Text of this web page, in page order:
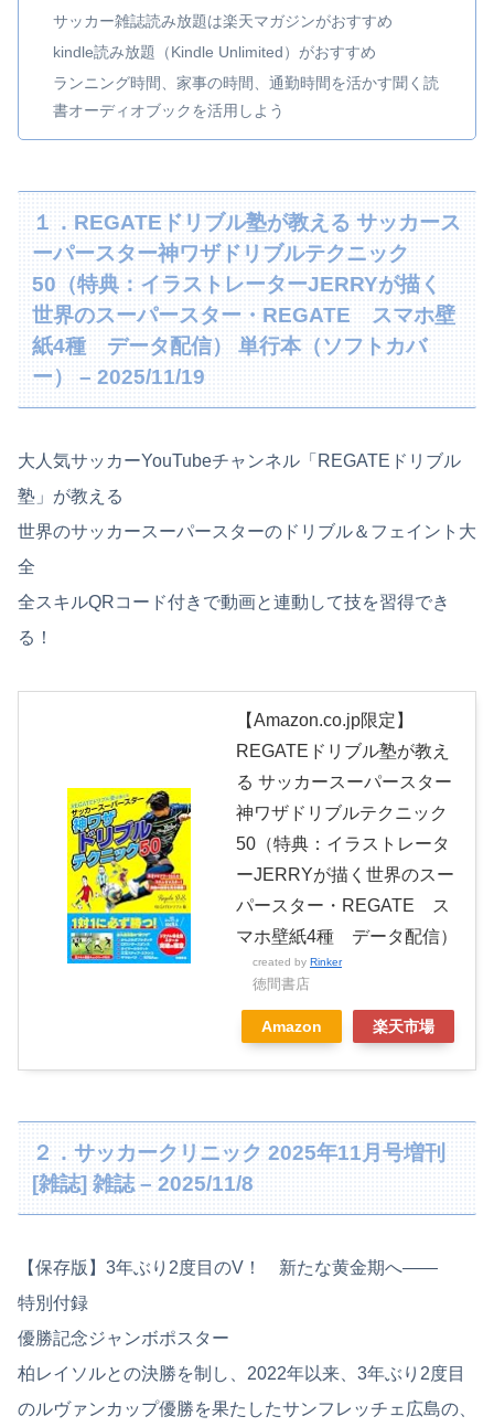
サッカー雑誌読み放題は楽天マガジンがおすすめ
kindle読み放題（Kindle Unlimited）がおすすめ
ランニング時間、家事の時間、通勤時間を活かす聞く読
書オーディオブックを活用しよう
１．REGATEドリブル塾が教える サッカース
ーパースター神ワザドリブルテクニック
50（特典：イラストレーターJERRYが描く
世界のスーパースター・REGATE スマホ壁
紙4種 データ配信） 単行本（ソフトカバ
ー） – 2025/11/19
大人気サッカーYouTubeチャンネル「REGATEドリブル
塾」が教える
世界のサッカースーパースターのドリブル＆フェイント大
全
全スキルQRコード付きで動画と連動して技を習得でき
る！
【Amazon.co.jp限定】
REGATEドリブル塾が教え
る サッカースーパースター
神ワザドリブルテクニック
50（特典：イラストレータ
ーJERRYが描く世界のスー
パースター・REGATE ス
マホ壁紙4種 データ配信）
created by Rinker
徳間書店
Amazon 楽天市場
２．サッカークリニック 2025年11月号増刊
[雑誌] 雑誌 – 2025/11/8
【保存版】3年ぶり2度目のV！ 新たな黄金期へ――
特別付録
優勝記念ジャンボポスター
柏レイソルとの決勝を制し、2022年以来、3年ぶり2度目
のルヴァンカップ優勝を果たしたサンフレッチェ広島の、